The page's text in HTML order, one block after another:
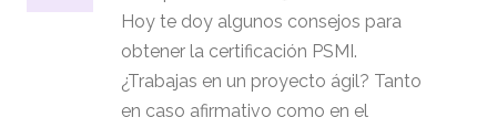
Hoy te doy algunos consejos para
obtener la certificación PSMI.
¿Trabajas en un proyecto ágil? Tanto
en caso afirmativo como en el